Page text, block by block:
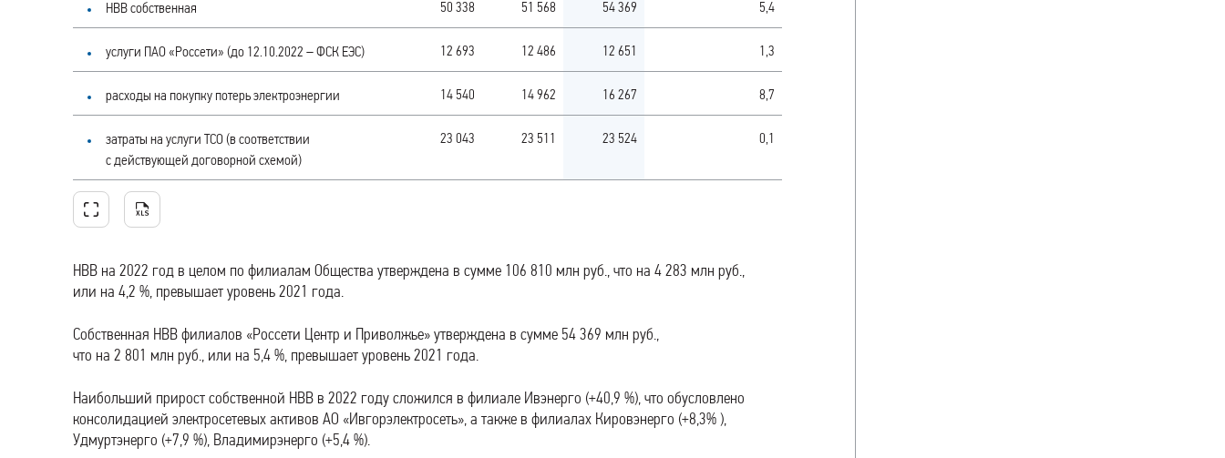
НВВ собственная 50 338 51 568 54 369 5,4
услуги ПАО «Россети» (до 12.10.2022 – ФСК ЕЭС) 12 693 12 486 12 651 1,3
расходы на покупку потерь электроэнергии 14 540 14 962 16 267 8,7
затраты на услуги ТСО (в соответствии
с действующей договорной схемой)
23 043 23 511 23 524 0,1
НВВ на 2022 год в целом по филиалам Общества утверждена в сумме 106 810 млн руб., что на 4 283 млн руб.,
или на 4,2 %, превышает уровень 2021 года.
Собственная НВВ филиалов «Россети Центр и Приволжье» утверждена в сумме 54 369 млн руб.,
что на 2 801 млн руб., или на 5,4 %, превышает уровень 2021 года.
Наибольший прирост собственной НВВ в 2022 году сложился в филиале Ивэнерго (+40,9 %), что обусловлено
консолидацией электросетевых активов АО «Ивгорэлектросеть», а также в филиалах Кировэнерго (+8,3% ),
Удмуртэнерго (+7,9 %), Владимирэнерго (+5,4 %).